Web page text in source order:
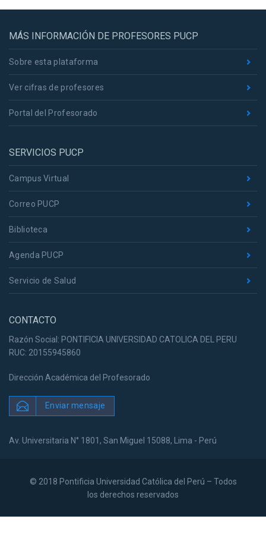
MÁS INFORMACIÓN DE PROFESORES PUCP
Sobre esta plataforma
Ver cifras de profesores
Portal del Profesorado
SERVICIOS PUCP
Campus Virtual
Correo PUCP
Biblioteca
Agenda PUCP
Servicio de Salud
CONTACTO
Razón Social: PONTIFICIA UNIVERSIDAD CATOLICA DEL PERU
RUC: 20155945860
Dirección Académica del Profesorado
Enviar mensaje
Av. Universitaria N° 1801, San Miguel 15088, Lima - Perú
© 2018 Pontificia Universidad Católica del Perú – Todos
los derechos reservados